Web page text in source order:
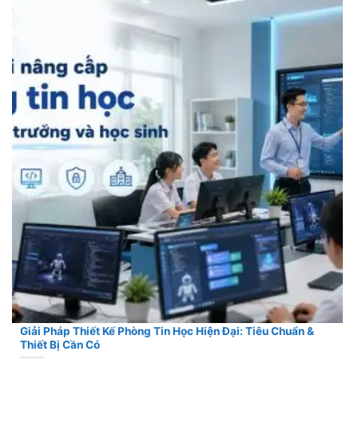
Giải Pháp Thiết Kế Phòng Tin Học Hiện Đại: Tiêu Chuẩn &
Thiết Bị Cần Có